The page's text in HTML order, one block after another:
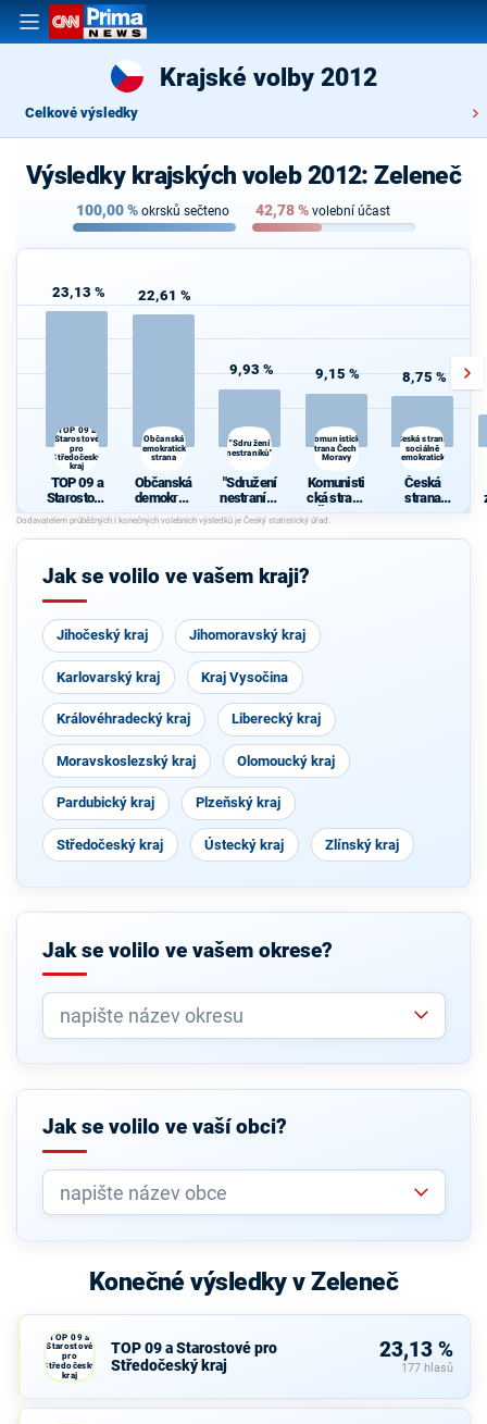
Krajské volby 2012
Celkové výsledky
Výsledky krajských voleb 2012: Zeleneč
100,00% okrsků sečteno 42,78% volební účast
23,13 %
TOP 09 a
Starostové
pro
Středočeský
kraj
TOP 09 a
Starostové
pro
Středočes
ký kraj
22,61 %
Občanská
demokratická
strana
Občanská
demokrati
cká strana
9,93 %
"Sdružení
nestraníků"
"Sdružení
nestraníků
9,15 %
Komunistická
strana Čech a
Moravy
Komunisti
cká strana
Čech a
Moravy
8,75 %
Česká strana
sociálně
demokratická
Česká
strana
sociálně
cká
Jak se volilo ve vašem kraji?
Jihočeský kraj Jihomoravský kraj
Karlovarský kraj Kraj Vysočina
Královéhradecký kraj Liberecký kraj
Moravskoslezský kraj Olomoucký kraj
Pardubický kraj Plzeňský kraj
Středočeský kraj Ústecký kraj Zlínský kraj
Jak se volilo ve vašem okrese?
Jak se volilo ve vaší obci?
Konečné výsledky v Zeleneč
TOP 09 a
Starostové
pro
Středočeský
kraj
TOP 09 a Starostové pro
Středočeský kraj
23,13 %
177 hlasů